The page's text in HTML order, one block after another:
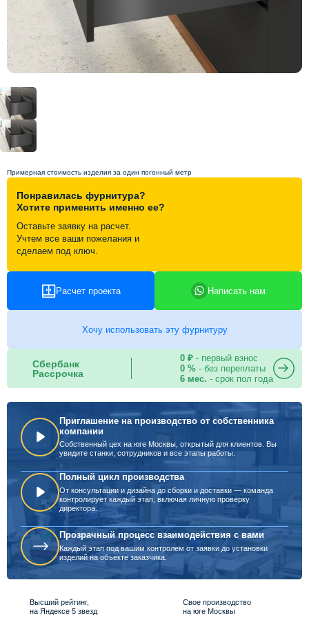
Схема работы
Акции и скидки
Портфолио
Видеоотзывы
Контакты
Примерная стоимость изделия за один погонный метр
Понравилась фурнитура?
Хотите применить именно ее?
Оставьте заявку на расчет.
Учтем все ваши пожелания и
сделаем под ключ.
Расчет проекта Написать нам
Хочу использовать эту фурнитуру
Сбербанк
Рассрочка
0 ₽- первый взнос
0 %- без переплаты
6 мес. - срок пол года
Приглашение на производство от собственника
компании
Собственный цех на юге Москвы, открытый для клиентов. Вы
увидите станки, сотрудников и все этапы работы.
Полный цикл производства
От консультации и дизайна до сборки и доставки — команда
контролирует каждый этап, включая личную проверку
директора.
Прозрачный процесс взаимодействия с вами
Каждый этап под вашим контролем от заявки до установки
изделий на объекте заказчика.
Высший рейтинг,
на Яндексе 5 звезд
Свое производство
на юге Москвы